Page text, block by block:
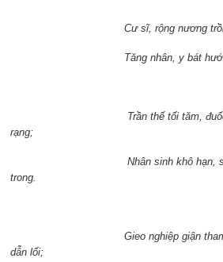
Cư sĩ, rộng nương
Tăng nhân, y bát hướng
Trần thế tối tăm,
rạng;
Nhân sinh khô hạn, suối từ
trong.
Gieo nghiệp giận tham, cõi
dẫn lối;